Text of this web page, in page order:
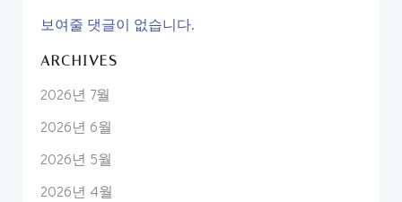
보여줄 댓글이 없습니다.
ARCHIVES
2026년 7월
2026년 6월
2026년 5월
2026년 4월